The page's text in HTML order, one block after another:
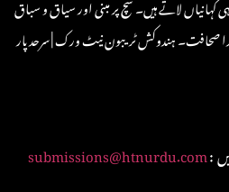
صحافت۔ ہندوکش ٹریبون نیٹ ورک | سرحد پار
submissions@htnurdu.com